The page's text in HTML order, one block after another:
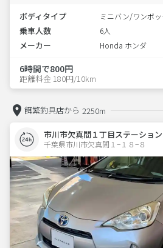
ボディタイプ ミニバン/ワンボッ
乗車人数 6人
メーカー Honda ホンダ
6時間で800円
距離料金 180円/10km
餌繁釣具店から 2250m
市川市欠真間１丁目ステーション
千葉県市川市欠真間１−１８−８